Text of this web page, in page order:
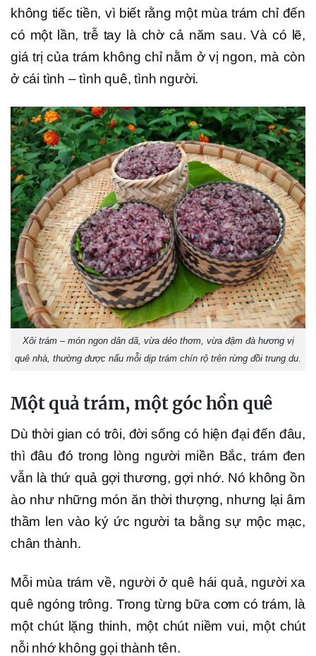
không tiếc tiền, vì biết rằng một mùa trám chỉ đến
có một lần, trễ tay là chờ cả năm sau. Và có lẽ,
giá trị của trám không chỉ nằm ở vị ngon, mà còn
ở cái tình – tình quê, tình người.
Xôi trám – món ngon dân dã, vừa dẻo thơm, vừa đậm đà hương vị
quê nhà, thường được nấu mỗi dịp trám chín rộ trên rừng đồi trung du.
Một quả trám, một góc hồn quê
Dù thời gian có trôi, đời sống có hiện đại đến đâu,
thì đâu đó trong lòng người miền Bắc, trám đen
vẫn là thứ quả gợi thương, gợi nhớ. Nó không ồn
ào như những món ăn thời thượng, nhưng lại âm
thầm len vào ký ức người ta bằng sự mộc mạc,
chân thành.
Mỗi mùa trám về, người ở quê hái quả, người xa
quê ngóng trông. Trong từng bữa cơm có trám, là
một chút lặng thinh, một chút niềm vui, một chút
nỗi nhớ không gọi thành tên.